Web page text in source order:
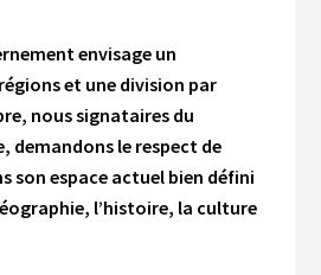
envisage un
et une division par
nous signataires du
demandons le respect de
son espace actuel bien défini
l’histoire, la culture